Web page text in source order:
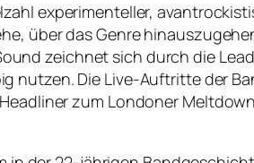
experimenteller,
über das Genre
zeichnet sich durch die
nutzen. Die Live-Auftritte der
zum Londoner